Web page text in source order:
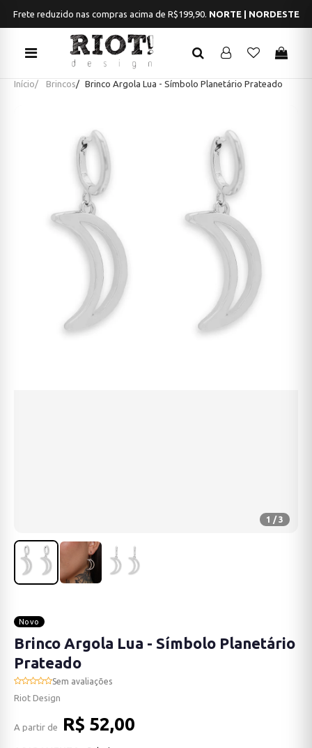
Frete reduzido nas compras acima de R$199,90. NORTE | NORDESTE
Início Brincos Brinco Argola Lua - Símbolo Planetário Prateado
1 / 3
Novo
Brinco Argola Lua - Símbolo Planetário
Prateado
Sem avaliações
Riot Design
A partir de R$ 52,00